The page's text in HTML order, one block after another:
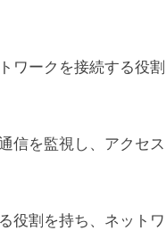
ワークを接続する役割
信を監視し、アクセス
役割を持ち、ネットワ